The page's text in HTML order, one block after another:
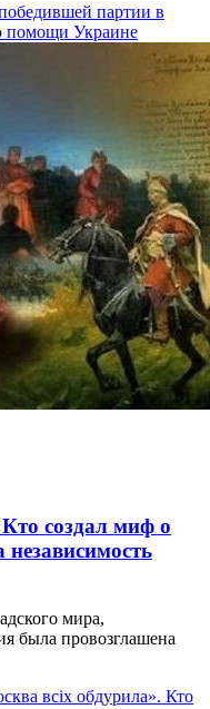
партии в
помощи Украине
создал миф о
независимость
мира,
была провозглашена
всіх обдурила». Кто